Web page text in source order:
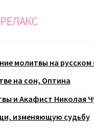
молитвы на
на сон, Оптина
и Акафист Николая
изменяющую судьбу